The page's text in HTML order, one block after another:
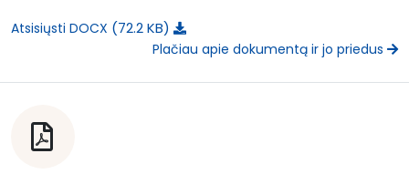
Atsisiųsti DOCX 72.2 KB
Plačiau apie dokumentą ir jo priedus